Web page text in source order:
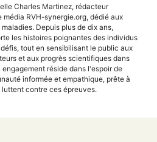
Charles Martinez, rédacteur
média RVH-synergie.org, dédié aux
Depuis plus de dix ans,
les histoires poignantes des individus
tout en sensibilisant le public aux
et aux progrès scientifiques dans
réside dans l'espoir de
informée et empathique, prête à
contre ces épreuves.